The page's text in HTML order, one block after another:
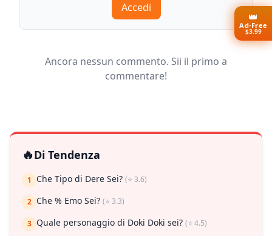
Accedi
Ancora nessun commento. Sii il primo a
commentare!
🔥Di Tendenza
1 Che Tipo di Dere Sei? (⭐ 3.6)
2 Che % Emo Sei? (⭐ 3.3)
3 Quale personaggio di Doki Doki sei? (⭐ 4.5)
👑
Ad-Free
$3.99